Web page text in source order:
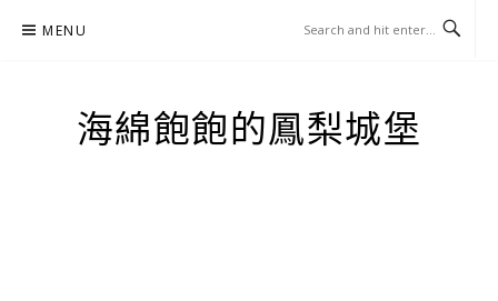
MENU
海綿飽飽的鳳梨城堡